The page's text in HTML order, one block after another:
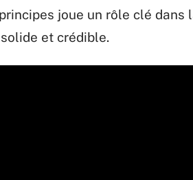
joue un rôle clé dans
et crédible.